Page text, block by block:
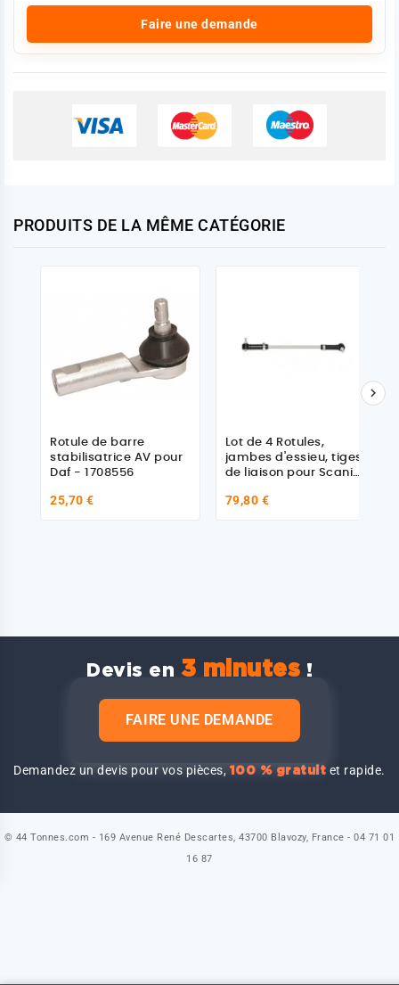
Faire une demande
PRODUITS DE LA MÊME CATÉGORIE
Rotule de barre
stabilisatrice AV pour
Daf - 1708556
25,70 €
Lot de 4 Rotules,
jambes d'essieu, tiges
de liaison pour Scania
79,80 €

Devis en 3 minutes !
FAIRE UNE DEMANDE
Demandez un devis pour vos pièces,100 % gratuit et rapide.
© 44 Tonnes.com - 169 Avenue René Descartes, 43700 Blavozy, France - 04 71 01
16 87